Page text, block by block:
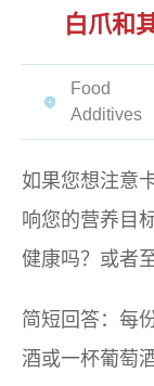
白爪和
Food
Additives
如果您想注意
响您的营养目
健康吗？或者
简短回答：每
酒或一杯葡萄